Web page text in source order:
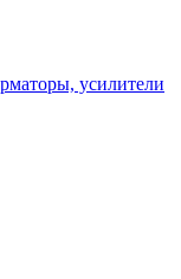
усилители